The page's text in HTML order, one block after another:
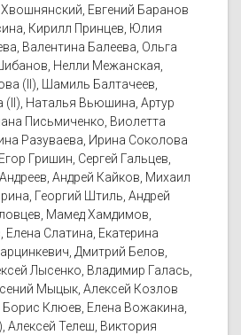
Евгений Баранов
Кирилл Принцев, Юлия
Валентина Балеева, Ольга
Нелли Межанская,
(II), Шамиль Балтачеев,
(II), Наталья Вьюшина, Артур
Письмиченко, Виолетта
Разуваева, Ирина Соколова
Гришин, Сергей Гальцев,
Андрей Кайков, Михаил
Георгий Штиль, Андрей
Мамед Хамдимов,
Слатина, Екатерина
Дмитрий Белов,
Лысенко, Владимир Галась,
Мыцык, Алексей Козлов
Борис Клюев, Елена Вожакина,
Алексей Телеш, Виктория